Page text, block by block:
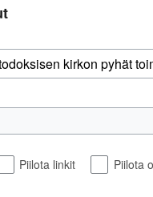
Piilota linkit Piilota